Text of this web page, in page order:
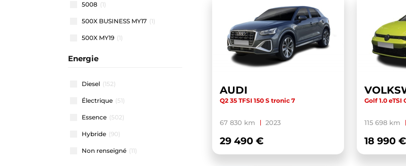
5008 (1)
500X BUSINESS MY17 (1)
500X MY19 (1)
500X MY22
911 CARRERA COUPE
A1 ALLSTREET
A1 SPORTBACK
A3 ALLSTREET
A3 BERLINE (1)
Energie
Diesel (152)
Électrique (51)
Essence (502)
Hybride (90)
Non renseigné (11)
AUDI
Q2 35 TFSI 150 S tronic 7
67 830 km 2023
29 490 €
Golf 1.0 eTSI
115 698 km
18 990 €